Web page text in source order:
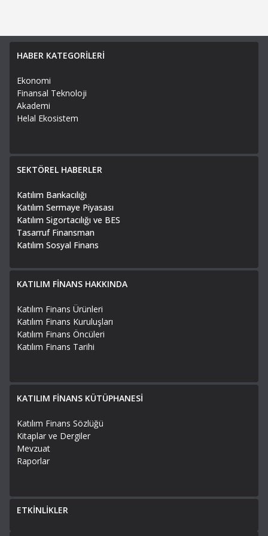
HABER KATEGORİLERİ
Ekonomi
Finansal Teknoloji
Akademi
Helal Ekosistem
SEKTÖREL HABERLER
Katılım Bankacılığı
Katılım Sermaye Piyasası
Katılım Sigortacılığı ve BES
Tasarruf Finansman
Katılım Sosyal Finans
KATILIM FİNANS HAKKINDA
Katılım Finans Ürünleri
Katılım Finans Kuruluşları
Katılım Finans Öncüleri
Katılım Finans Tarihi
KATILIM FİNANS KÜTÜPHANESİ
Katılım Finans Sözlüğü
Kitaplar ve Dergiler
Mevzuat
Raporlar
ETKİNLİKLER